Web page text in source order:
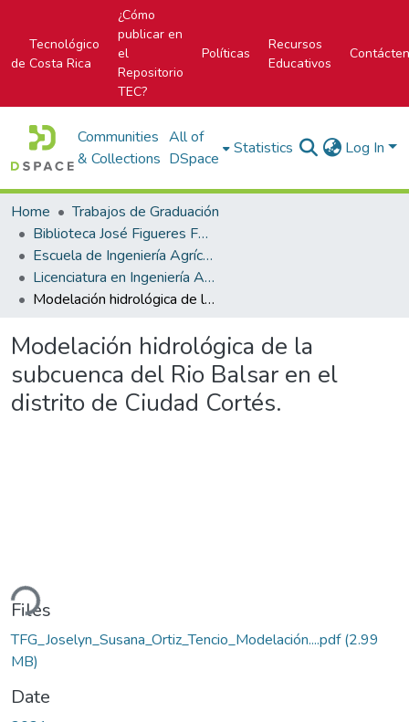
Tecnológico
de Costa Rica
¿Cómo
publicar en
el
Repositorio
TEC?
Políticas
Recursos
Educativos
Communities
& Collections
All of
DSpace
Statistics Log In
Home
Trabajos de Graduación
Biblioteca José Figueres Ferrer
Escuela de Ingeniería Agrícola
Licenciatura en Ingeniería Agrícola
Modelación hidrológica de la subcuenca del Rio Balsar en el distrito de Ciudad Cortés.
Modelación hidrológica de la
subcuenca del Rio Balsar en el
distrito de Ciudad Cortés.
Files
TFG_Joselyn_Susana_Ortiz_Tencio_Modelación....pdf(2.99
MB)
Date